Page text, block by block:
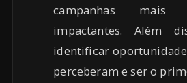
campanhas mais
impactantes. Além
identificar
perceberam e ser o